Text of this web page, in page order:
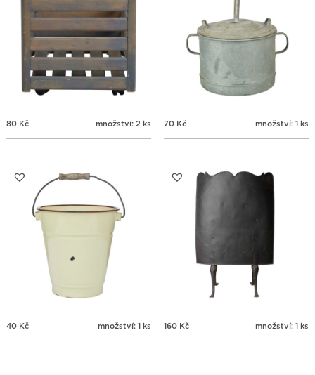
80 Kč množství: 2 ks 70 Kč množství: 1 ks
40 Kč množství: 1 ks 160 Kč množství: 1 ks